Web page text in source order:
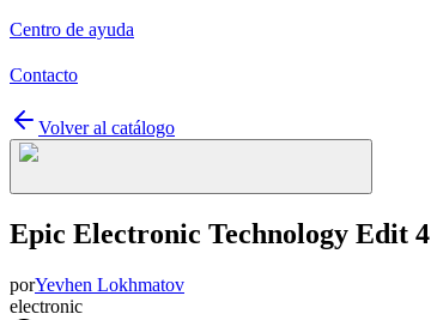
Centro de ayuda
Contacto
Volver al catálogo
Epic Electronic Technology Edit 4
porYevhen Lokhmatov
electronic